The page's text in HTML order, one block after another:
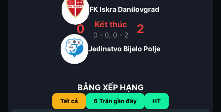
FK Iskra Danilovgrad
0 Kết thúc
0 - 0, 0 - 2 2
Jedinstvo Bijelo Polje
BẢNG XẾP HẠNG
Tất cả 6 Trận gần đây HT